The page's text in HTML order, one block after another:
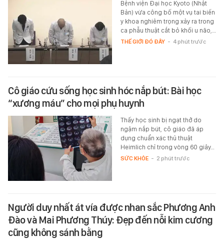
Bệnh viện Đại học Kyoto (Nhật
Bản) vừa công bố một vụ tai biến
y khoa nghiêm trọng xảy ra trong
ca phẫu thuật cắt bỏ khối u não,…
THẾ GIỚI ĐÓ ĐÂY - 4 phút trước
Cô giáo cứu sống học sinh hóc nắp bút: Bài học
“xương máu” cho mọi phụ huynh
Thấy học sinh bị ngạt thở do
ngậm nắp bút, cô giáo đã áp
dụng chuẩn xác thủ thuật
Heimlich chỉ trong vòng 60 giây…
SỨC KHỎE - 2 phút trước
Người duy nhất át vía được nhan sắc Phương Anh
Đào và Mai Phương Thúy: Đẹp đến nỗi kim cương
cũng không sánh bằng